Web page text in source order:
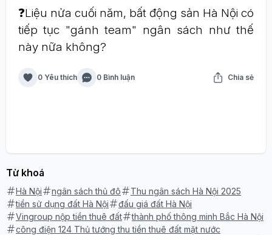
❓Liệu nửa cuối năm, bất động sản Hà Nội có
tiếp tục "gánh team" ngân sách như thế
này nữa không?
0 Yêu thích 0 Bình luận Chia sẻ
Từ khoá
Hà Nội ngân sách thủ đô
Thu ngân sách Hà Nội 2025
tiền sử dụng đất Hà Nội
đấu giá đất Hà Nội
Vingroup nộp tiền thuê đất
thành phố thông minh Bắc Hà Nội
công điện 124 Thủ tướng thu tiền thuê đất mặt nước